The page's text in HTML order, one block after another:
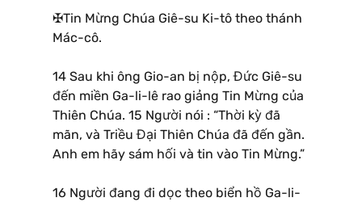
✠Tin Mừng Chúa Giê-su Ki-tô theo thánh
Mác-cô.
14 Sau khi ông Gio-an bị nộp, Đức Giê-su
đến miền Ga-li-lê rao giảng Tin Mừng của
Thiên Chúa. 15 Người nói : “Thời kỳ đã
mãn, và Triều Đại Thiên Chúa đã đến gần.
Anh em hãy sám hối và tin vào Tin Mừng.”
16 Người đang đi dọc theo biển hồ Ga-li-